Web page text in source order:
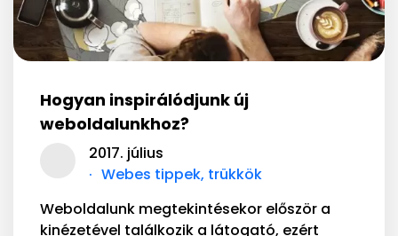
Hogyan inspirálódjunk új
weboldalunkhoz?
2017. július
Webes tippek, trükkök
Weboldalunk megtekintésekor először a
kinézetével találkozik a látogató, ezért